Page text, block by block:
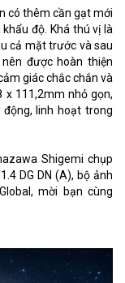
có thêm cần gạt mới
độ. Khá thú vị là
cả mặt trước và sau
được hoàn thiện
giác chắc chắn và
x 111,2mm nhỏ gọn,
linh hoạt trong
Shigemi chụp
DG DN (A), bộ ảnh
mời bạn cùng